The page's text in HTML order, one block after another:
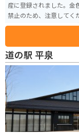
産に登録されました。金
禁止のため、注意してください。 寺院は12世紀初頭、奥州
公によって建立され、多
その目的は、前九年役
め、仏国土を建築することでした。 14世紀に堂塔の
金色堂をはじめとする
の平安仏教美術の宝庫とされています。 中尊寺
50～400年の杉が並び、
のです。月見坂を登ると
堂」とも呼ばれる）があ
安置されています。 拝観時間は3月1日から11月3日までが8:30～17:00、11月
4日から2月末日までが
円、中学生300円、小学
道の駅 平泉